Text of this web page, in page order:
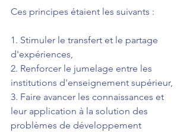
Ces principes étaient les suivants :
1. Stimuler le transfert et le partage
d'expériences,
2. Renforcer le jumelage entre les
institutions d'enseignement supérieur,
3. Faire avancer les connaissances et
leur application à la solution des
problèmes de développement